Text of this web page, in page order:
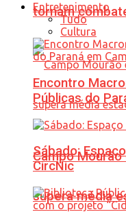
tornam
Campo Mourão
supera média
Entretenimento
Tudo
Cultura
Encontro
Públicas do
Sábado:
CircNic